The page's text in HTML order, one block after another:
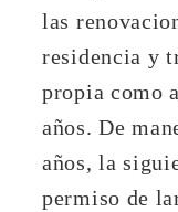
las
residencia y
propia como
años. De
años, la
permiso de